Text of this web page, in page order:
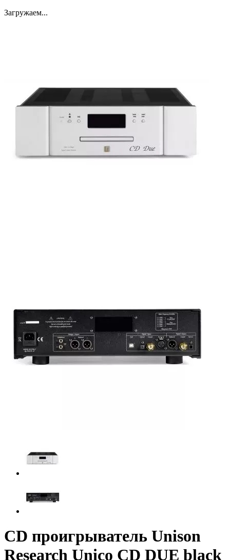
Загружаем...
CD проигрыватель Unison
Research Unico CD DUE black